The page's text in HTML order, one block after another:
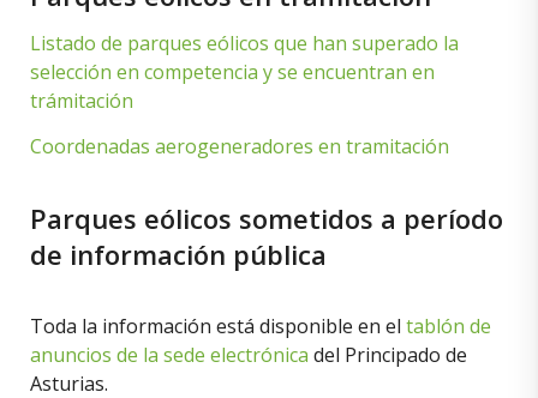
Listado de parques eólicos que han superado la
selección en competencia y se encuentran en
trámitación
Coordenadas aerogeneradores en tramitación
Parques eólicos sometidos a período
de información pública
Toda la información está disponible en el tablón de
anuncios de la sede electrónica del Principado de
Asturias.